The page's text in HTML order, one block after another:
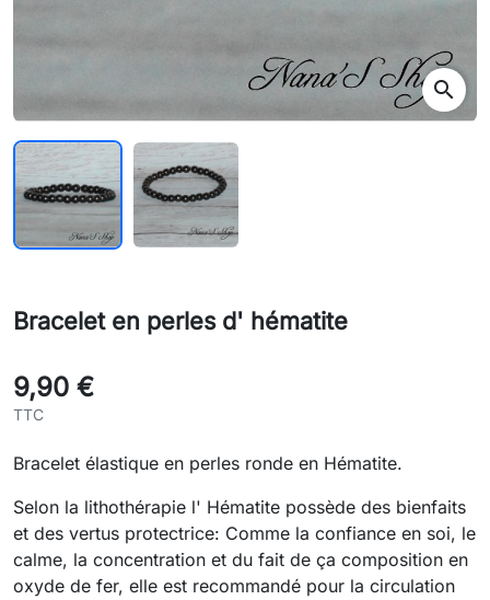
search
Bracelet en perles d' hématite
9,90 €
TTC
Bracelet élastique en perles ronde en Hématite.
Selon la lithothérapie l' Hématite possède des bienfaits
et des vertus protectrice: Comme la confiance en soi, le
calme, la concentration et du fait de ça composition en
oxyde de fer, elle est recommandé pour la circulation